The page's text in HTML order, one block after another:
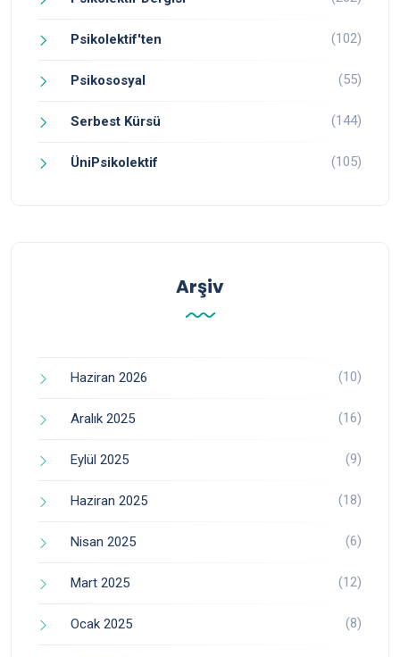
Psikolektif'ten (102)
Psikososyal (55)
Serbest Kürsü (144)
ÜniPsikolektif (105)
Arşiv
Haziran 2026 (10)
Aralık 2025 (16)
Eylül 2025 (9)
Haziran 2025 (18)
Nisan 2025 (6)
Mart 2025 (12)
Ocak 2025 (8)